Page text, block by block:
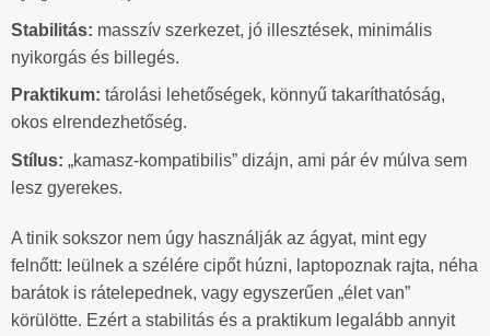
Stabilitás: masszív szerkezet, jó illesztések, minimális
nyikorgás és billegés.
Praktikum: tárolási lehetőségek, könnyű takaríthatóság,
okos elrendezhetőség.
Stílus: „kamasz-kompatibilis” dizájn, ami pár év múlva sem
lesz gyerekes.
A tinik sokszor nem úgy használják az ágyat, mint egy
felnőtt: leülnek a szélére cipőt húzni, laptopoznak rajta, néha
barátok is rátelepednek, vagy egyszerűen „élet van”
körülötte. Ezért a stabilitás és a praktikum legalább annyit